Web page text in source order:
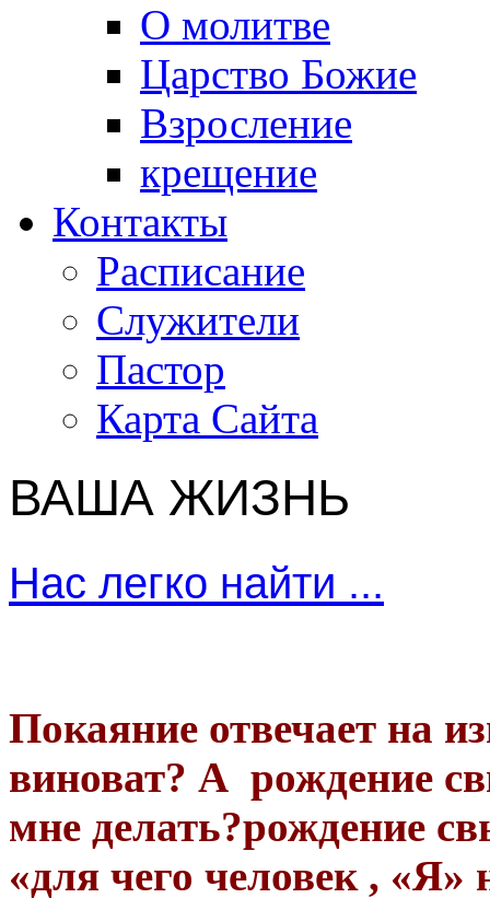
О молитве
Царство Божие
Взросление
крещение
Контакты
Расписание
Служители
Пастор
Карта Сайта
ВАША ЖИЗНЬ
Нас легко найти ...
Покаяние отвечает на
виноват? А рождение
мне делать?рождение
«для чего человек , «Я»